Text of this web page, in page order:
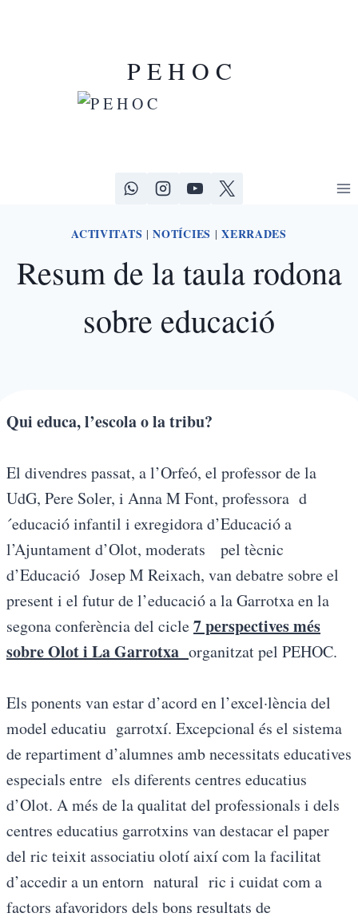
P E H O C
ACTIVITATS |NOTÍCIES |XERRADES
Resum de la taula rodona
sobre educació
Qui educa, l’escola o la tribu?
El divendres passat, a l’Orfeó, el professor de la
UdG, Pere Soler, i Anna M Font, professora d
´educació infantil i exregidora d’Educació a
l’Ajuntament d’Olot, moderats pel tècnic
d’Educació Josep M Reixach, van debatre sobre el
present i el futur de l’educació a la Garrotxa en la
segona conferència del cicle7 perspectives més
sobre Olot i La Garrotxa organitzat pel PEHOC.
Els ponents van estar d’acord en l’excel·lència del
model educatiu garrotxí. Excepcional és el sistema
de repartiment d’alumnes amb necessitats educatives
especials entre els diferents centres educatius
d’Olot. A més de la qualitat del professionals i dels
centres educatius garrotxins van destacar el paper
del ric teixit associatiu olotí així com la facilitat
d’accedir a un entorn natural ric i cuidat com a
factors afavoridors dels bons resultats de